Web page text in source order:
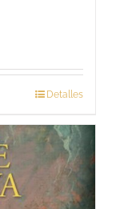
Detalles